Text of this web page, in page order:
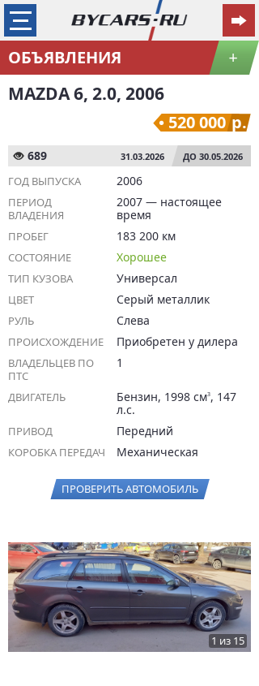
ОБЪЯВЛЕНИЯ +
MAZDA 6, 2.0, 2006
520 000 р.
689 31.03.2026 ДО 30.05.2026
ГОД ВЫПУСКА 2006
ПЕРИОД
ВЛАДЕНИЯ
2007 — настоящее
время
ПРОБЕГ 183 200 км
СОСТОЯНИЕ Хорошее
ТИП КУЗОВА Универсал
ЦВЕТ Серый металлик
РУЛЬ Слева
ПРОИСХОЖДЕНИЕ Приобретен у дилера
ВЛАДЕЛЬЦЕВ ПО
ПТС
1
ДВИГАТЕЛЬ Бензин, 1998 см3, 147
л.с.
ПРИВОД Передний
КОРОБКА ПЕРЕДАЧ Механическая
ПРОВЕРИТЬ АВТОМОБИЛЬ
1 из 15